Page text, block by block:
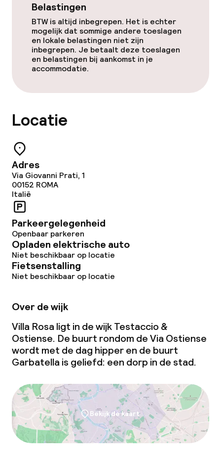
Zakelijke faciliteiten
Conferentieruimte
Vergaderruimte
Beleid
Overal rookvrij
Belastingen
BTW is altijd inbegrepen. Het is echter
mogelijk dat sommige andere toeslagen
en lokale belastingen niet zijn
inbegrepen. Je betaalt deze toeslagen
en belastingen bij aankomst in je
accommodatie.
Locatie
Adres
Via Giovanni Prati, 1
00152 ROMA
Italië
Parkeergelegenheid
Openbaar parkeren
Opladen elektrische auto
Niet beschikbaar op locatie
Fietsenstalling
Niet beschikbaar op locatie
Over de wijk
Villa Rosa ligt in de wijk Testaccio &
Ostiense. De buurt rondom de Via Ostiense
wordt met de dag hipper en de buurt
Garbatella is geliefd: een dorp in de stad.
Bekijk de kaart